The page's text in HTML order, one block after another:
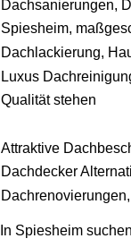
Dachsanierungen,
Spiesheim,
Dachlackierung,
Luxus
Qualität stehen
Attraktive
Dachdecker
In Spiesheim